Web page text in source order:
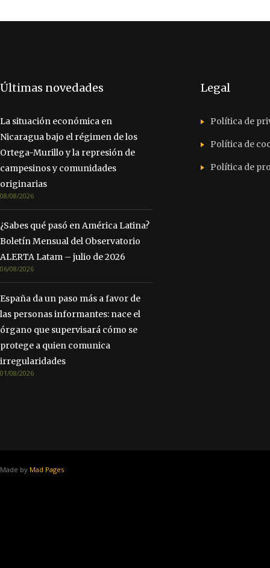
Últimas novedades
La situación económica en
Nicaragua bajo el régimen de los
Ortega-Murillo y la represión de
campesinos y comunidades
originarias
08/08/2026
¿Sabes qué pasó en América Latina?
Boletín Mensual del Observatorio
ALERTA Latam – julio de 2026
06/08/2026
España da un paso más a favor de
las personas informantes: nace el
órgano que supervisará cómo se
protege a quien comunica
irregularidades
01/08/2026
Legal
Política de
Política de
Política de
Made by Mad Pages